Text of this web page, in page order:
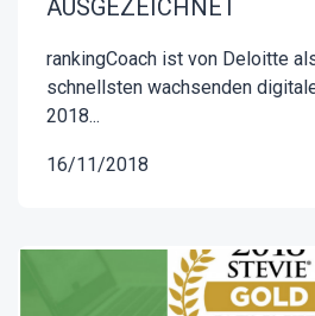
AUSGEZEICHNET
rankingCoach ist von Deloitte
schnellsten wachsenden
2018...
16/11/2018